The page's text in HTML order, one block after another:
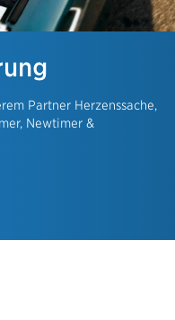
Partner Herzenssache,
Newtimer &